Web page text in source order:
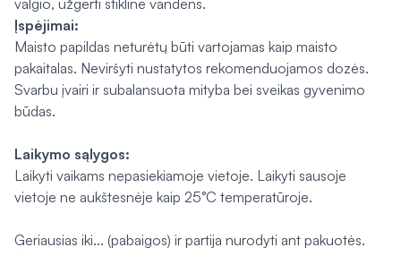
valgio, užgerti stikline vandens.
Įspėjimai:
Maisto papildas neturėtų būti vartojamas kaip maisto
pakaitalas. Neviršyti nustatytos rekomenduojamos dozės.
Svarbu įvairi ir subalansuota mityba bei sveikas gyvenimo
būdas.
Laikymo sąlygos:
Laikyti vaikams nepasiekiamoje vietoje. Laikyti sausoje
vietoje ne aukštesnėje kaip 25°C temperatūroje.
Geriausias iki... (pabaigos) ir partija nurodyti ant pakuotės.